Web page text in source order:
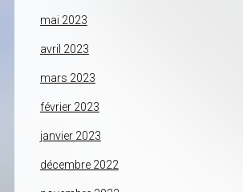
mai 2023
avril 2023
mars 2023
février 2023
janvier 2023
décembre 2022